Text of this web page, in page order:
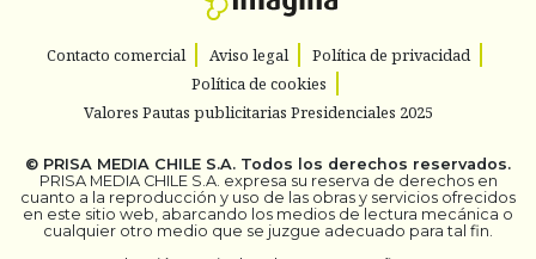
Contacto comercial Aviso legal
Política de privacidad
Política de cookies
Valores Pautas publicitarias Presidenciales 2025
© PRISA MEDIA CHILE S.A. Todos los derechos reservados.
PRISA MEDIA CHILE S.A. expresa su reserva de derechos en
cuanto a la reproducción y uso de las obras y servicios ofrecidos
en este sitio web, abarcando los medios de lectura mecánica o
cualquier otro medio que se juzgue adecuado para tal fin.